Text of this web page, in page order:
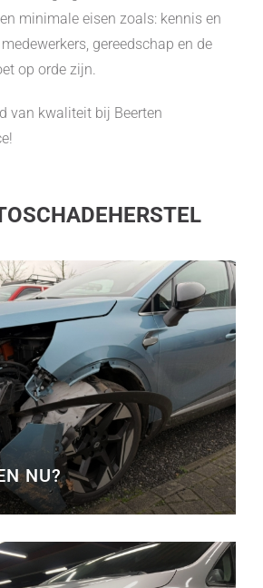
minimale eisen zoals: kennis en
gereedschap en de
op orde zijn.
van kwaliteit bij Beerten
NU?